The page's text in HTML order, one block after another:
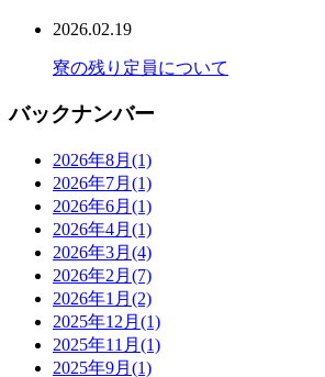
2026.02.19
寮の残り定員について
バックナンバー
2026年8月 (1)
2026年7月 (1)
2026年6月 (1)
2026年4月 (1)
2026年3月 (4)
2026年2月 (7)
2026年1月 (2)
2025年12月 (1)
2025年11月 (1)
2025年9月 (1)